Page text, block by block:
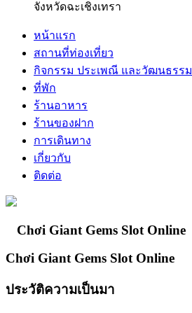
จังหวัดฉะเชิงเทรา
หน้าแรก
สถานที่ท่องเที่ยว
กิจกรรม ประเพณี และวัฒนธรรม
ที่พัก
ร้านอาหาร
ร้านของฝาก
การเดินทาง
เกี่ยวกับ
ติดต่อ
Chơi Giant Gems Slot Online
Chơi Giant Gems Slot Online
ประวัติความเป็นมา